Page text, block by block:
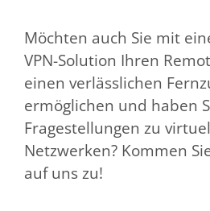
Möchten auch Sie mit
VPN-Solution Ihren
einen verlässlichen
ermöglichen und haben
Fragestellungen zu
Netzwerken? Kommen
auf uns zu!